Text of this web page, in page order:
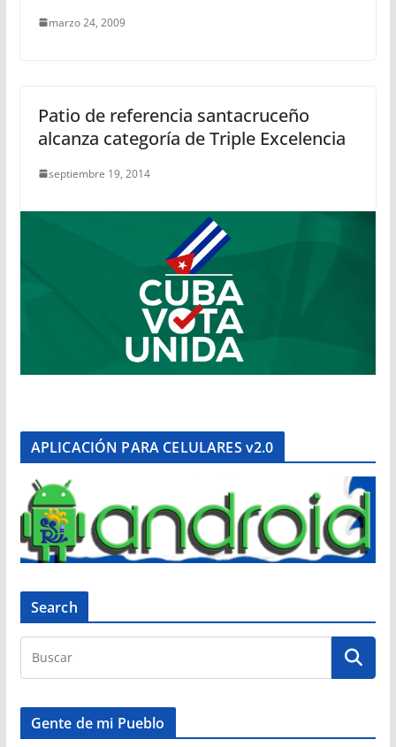
marzo 24, 2009
Patio de referencia santacruceño
alcanza categoría de Triple Excelencia
septiembre 19, 2014
APLICACIÓN PARA CELULARES v2.0
Search
Gente de mi Pueblo